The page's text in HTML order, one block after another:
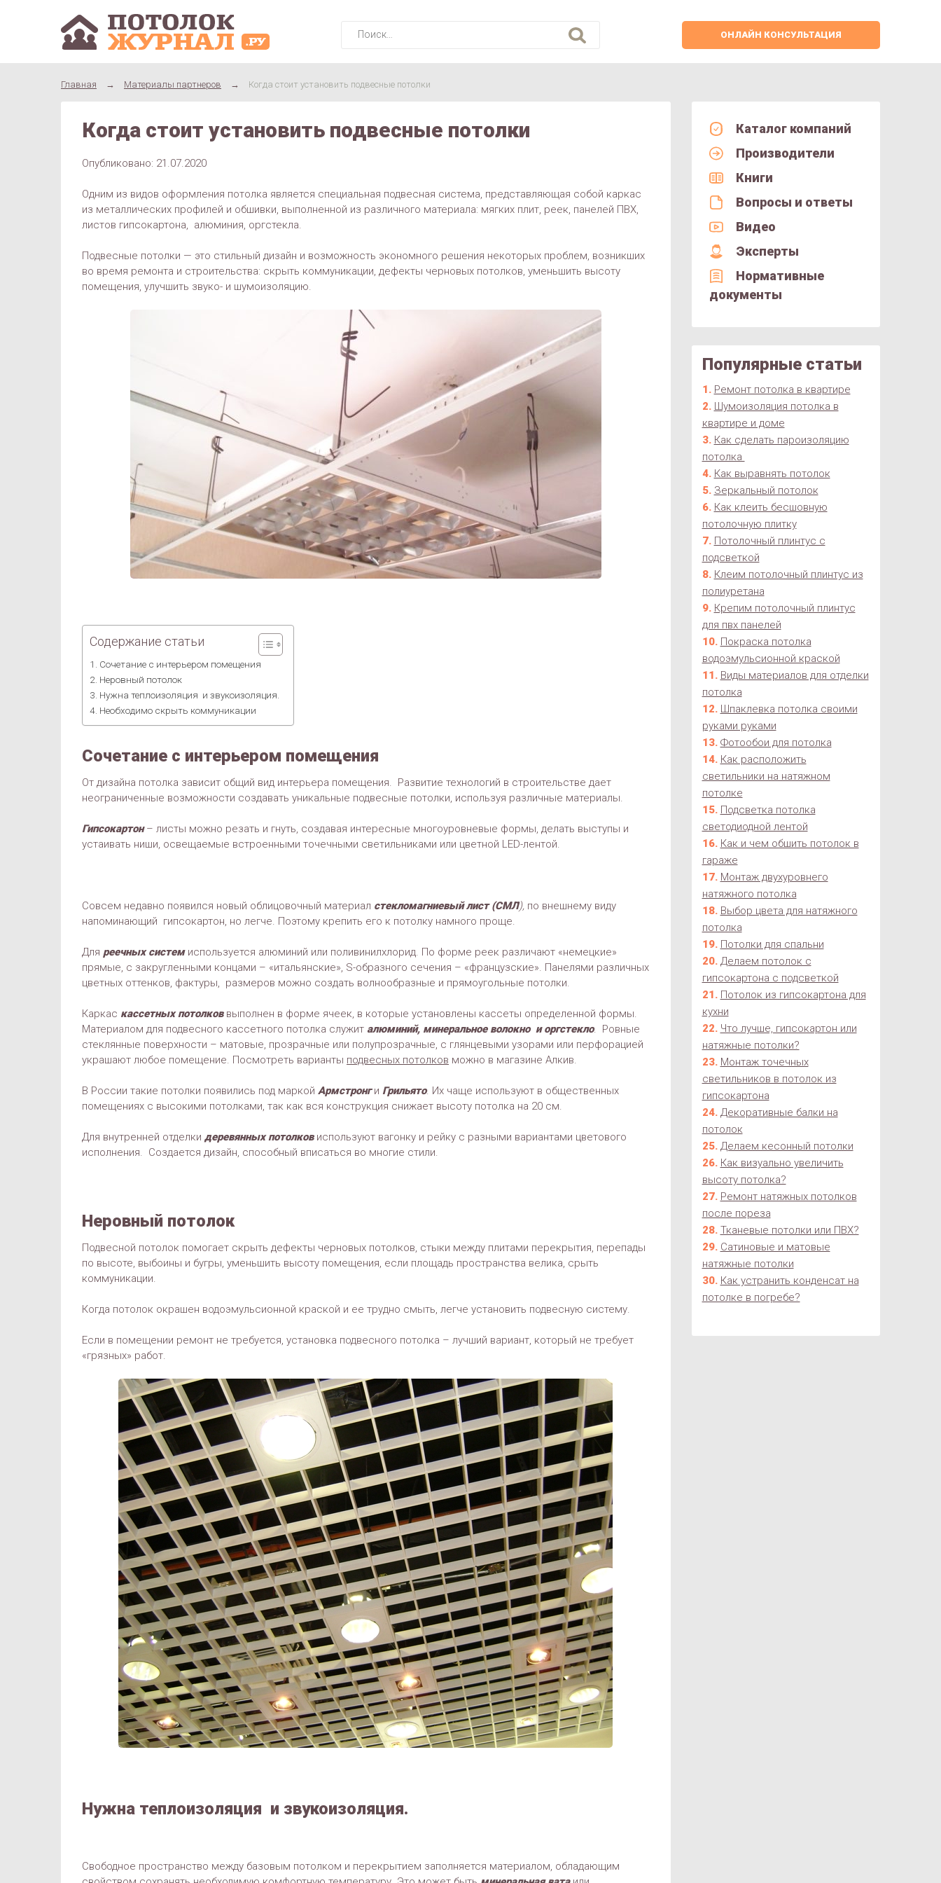
Найти: ОНЛАЙН КОНСУЛЬТАЦИЯ
Главная → Материалы партнеров → Когда стоит установить подвесные потолки
Когда стоит установить подвесные потолки
Опубликовано: 21.07.2020
Одним из видов оформления потолка является специальная подвесная система, представляющая собой каркас
из металлических профилей и обшивки, выполненной из различного материала: мягких плит, реек, панелей ПВХ,
листов гипсокартона, алюминия, оргстекла.
Подвесные потолки — это стильный дизайн и возможность экономного решения некоторых проблем, возникших
во время ремонта и строительства: скрыть коммуникации, дефекты черновых потолков, уменьшить высоту
помещения, улучшить звуко- и шумоизоляцию.
Содержание статьи
Сочетание с интерьером помещения
Неровный потолок
Нужна теплоизоляция и звукоизоляция.
Необходимо скрыть коммуникации
Сочетание с интерьером помещения
От дизайна потолка зависит общий вид интерьера помещения. Развитие технологий в строительстве дает
неограниченные возможности создавать уникальные подвесные потолки, используя различные материалы.
Гипсокартон– листы можно резать и гнуть, создавая интересные многоуровневые формы, делать выступы и
устаивать ниши, освещаемые встроенными точечными светильниками или цветной LED-лентой.
Совсем недавно появился новый облицовочный материал стекломагниевый лист (СМЛ), по внешнему виду
напоминающий гипсокартон, но легче. Поэтому крепить его к потолку намного проще.
Для реечных системиспользуется алюминий или поливинилхлорид. По форме реек различают «немецкие»
прямые, с закругленными концами – «итальянские», S-образного сечения – «французские». Панелями различных
цветных оттенков, фактуры, размеров можно создать волнообразные и прямоугольные потолки.
Каркас кассетных потолковвыполнен в форме ячеек, в которые установлены кассеты определенной формы.
Материалом для подвесного кассетного потолка служит алюминий, минеральное волокно и оргстекло. Ровные
стеклянные поверхности – матовые, прозрачные или полупрозрачные, с глянцевыми узорами или перфорацией
украшают любое помещение. Посмотреть варианты подвесных потолков можно в магазине Алкив.
В России такие потолки появились под маркой Армстронг и Грильято. Их чаще используют в общественных
помещениях с высокими потолками, так как вся конструкция снижает высоту потолка на 20 см.
Для внутренней отделки деревянных потолковиспользуют вагонку и рейку с разными вариантами цветового
исполнения. Создается дизайн, способный вписаться во многие стили.
Неровный потолок
Подвесной потолок помогает скрыть дефекты черновых потолков, стыки между плитами перекрытия, перепады
по высоте, выбоины и бугры, уменьшить высоту помещения, если площадь пространства велика, срыть
коммуникации.
Когда потолок окрашен водоэмульсионной краской и ее трудно смыть, легче установить подвесную систему.
Если в помещении ремонт не требуется, установка подвесного потолка – лучший вариант, который не требует
«грязных» работ.
Нужна теплоизоляция и звукоизоляция.
Свободное пространство между базовым потолком и перекрытием заполняется материалом, обладающим
Каталог компаний
Производители
Книги
Вопросы и ответы
Видео
Эксперты
Нормативные
документы
Популярные статьи
Ремонт потолка в квартире
Шумоизоляция потолка в
квартире и доме
Как сделать пароизоляцию
потолка
Как выравнять потолок
Зеркальный потолок
Как клеить бесшовную
потолочную плитку
Потолочный плинтус с
подсветкой
Клеим потолочный плинтус из
полиуретана
Крепим потолочный плинтус
для пвх панелей
Покраска потолка
водоэмульсионной краской
Виды материалов для отделки
потолка
Шпаклевка потолка своими
руками руками
Фотообои для потолка
Как расположить
светильники на натяжном
потолке
Подсветка потолка
светодиодной лентой
Как и чем обшить потолок в
гараже
Монтаж двухуровнего
натяжного потолка
Выбор цвета для натяжного
потолка
Потолки для спальни
Делаем потолок с
гипсокартона с подсветкой
Потолок из гипсокартона для
кухни
Что лучше, гипсокартон или
натяжные потолки?
Монтаж точечных
светильников в потолок из
гипсокартона
Декоративные балки на
потолок
Делаем кесонный потолки
Как визуально увеличить
высоту потолка?
Ремонт натяжных потолков
после пореза
Тканевые потолки или ПВХ?
Сатиновые и матовые
натяжные потолки
Как устранить конденсат на
потолке в погребе?